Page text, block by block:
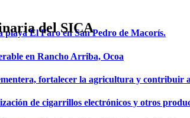
El Faro en San Pedro de Macorís.
en Rancho Arriba, Ocoa
fortalecer la agricultura y contribuir
de cigarrillos electrónicos y otros
del SICA